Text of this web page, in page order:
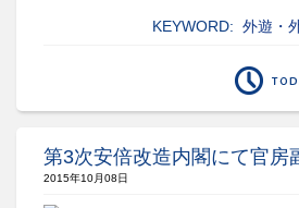
KEYWORD: 外遊・
第3次安倍改造内閣にて官房
2015年10月08日